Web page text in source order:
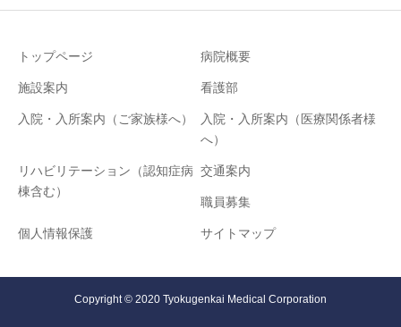
トップページ 病院概要
施設案内 看護部
入院・入所案内（ご家族様へ）
入院・入所案内（医療関係者様
へ）
リハビリテーション（認知症病
棟含む）
交通案内
職員募集
個人情報保護 サイトマップ
Copyright © 2020 Tyokugenkai Medical Corporation